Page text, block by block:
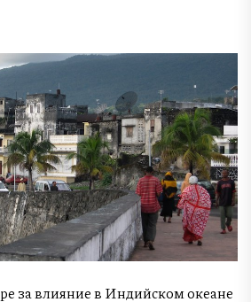
за влияние в Индийском океане